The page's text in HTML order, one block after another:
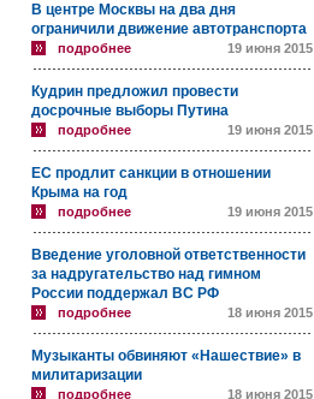
В центре Москвы на два дня
ограничили движение автотранспорта
подробнее 19 июня 2015
Кудрин предложил провести
досрочные выборы Путина
подробнее 19 июня 2015
ЕС продлит санкции в отношении
Крыма на год
подробнее 19 июня 2015
Введение уголовной ответственности
за надругательство над гимном
России поддержал ВС РФ
подробнее 18 июня 2015
Музыканты обвиняют «Нашествие» в
милитаризации
подробнее 18 июня 2015